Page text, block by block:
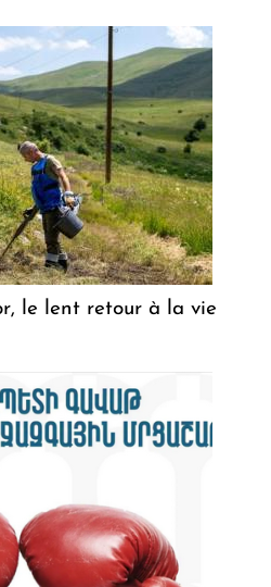
le lent retour à la vie